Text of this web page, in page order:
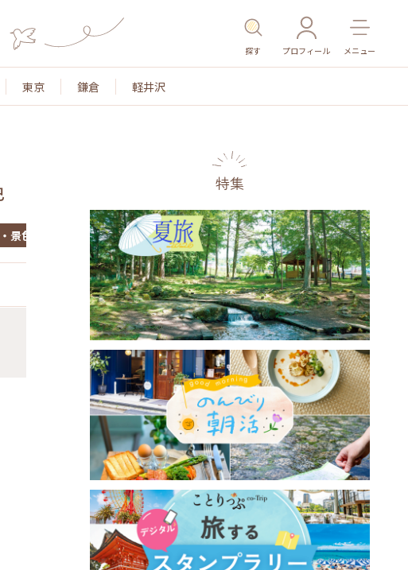
探す プロフィール メニュー
東京 鎌倉 軽井沢
景色 名所・旧跡 温泉・スパ その他施設 ごはん
特集